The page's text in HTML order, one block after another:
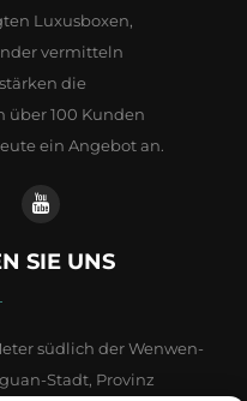
Luxusboxen,
vermitteln
die
über 100 Kunden
ein Angebot an.
SIE UNS
südlich der Wenwen-
Stadt, Provinz